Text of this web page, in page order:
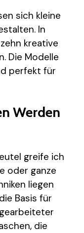
sich kleine
In
kreative
Die Modelle
perfekt für
Werden
greife ich
oder ganze
liegen
Basis für
die